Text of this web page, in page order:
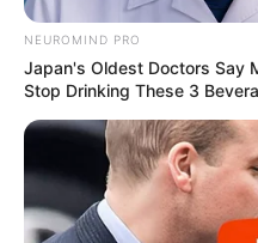
12. Jogo de banheiro
NEUROMIND PRO
Japan's Oldest Doctors Say
Stop Drinking These 3